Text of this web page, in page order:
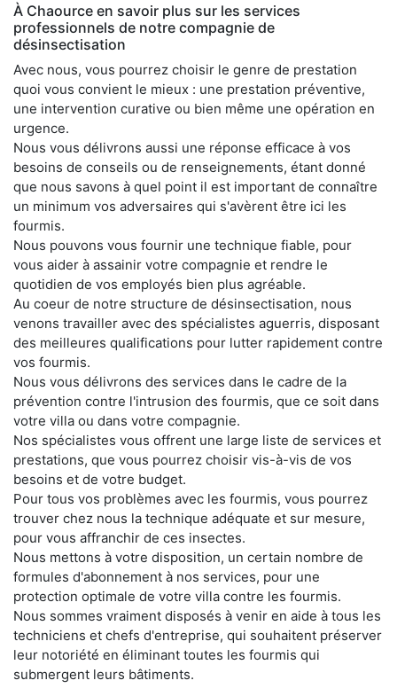
À Chaource en savoir plus sur les services
professionnels de notre compagnie de
désinsectisation
Avec nous, vous pourrez choisir le genre de prestation
quoi vous convient le mieux : une prestation préventive,
une intervention curative ou bien même une opération en
urgence.
Nous vous délivrons aussi une réponse efficace à vos
besoins de conseils ou de renseignements, étant donné
que nous savons à quel point il est important de connaître
un minimum vos adversaires qui s'avèrent être ici les
fourmis.
Nous pouvons vous fournir une technique fiable, pour
vous aider à assainir votre compagnie et rendre le
quotidien de vos employés bien plus agréable.
Au coeur de notre structure de désinsectisation, nous
venons travailler avec des spécialistes aguerris, disposant
des meilleures qualifications pour lutter rapidement contre
vos fourmis.
Nous vous délivrons des services dans le cadre de la
prévention contre l'intrusion des fourmis, que ce soit dans
votre villa ou dans votre compagnie.
Nos spécialistes vous offrent une large liste de services et
prestations, que vous pourrez choisir vis-à-vis de vos
besoins et de votre budget.
Pour tous vos problèmes avec les fourmis, vous pourrez
trouver chez nous la technique adéquate et sur mesure,
pour vous affranchir de ces insectes.
Nous mettons à votre disposition, un certain nombre de
formules d'abonnement à nos services, pour une
protection optimale de votre villa contre les fourmis.
Nous sommes vraiment disposés à venir en aide à tous les
techniciens et chefs d'entreprise, qui souhaitent préserver
leur notoriété en éliminant toutes les fourmis qui
submergent leurs bâtiments.